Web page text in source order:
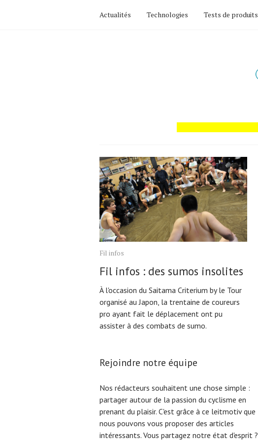
Actualités Technologies Tests de produits
Fil infos
Fil infos : des sumos insolites
À l'occasion du Saitama Criterium by le Tour
organisé au Japon, la trentaine de coureurs
pro ayant fait le déplacement ont pu
assister à des combats de sumo.
Rejoindre notre équipe
Nos rédacteurs souhaitent une chose simple :
partager autour de la passion du cyclisme en
prenant du plaisir. C'est grâce à ce leitmotiv que
nous pouvons vous proposer des articles
intéressants. Vous partagez notre état d'esprit ?